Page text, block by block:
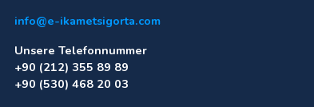
info@e-ikametsigorta.com
Unsere Telefonnummer
+90 (212) 355 89 89
+90 (530) 468 20 03